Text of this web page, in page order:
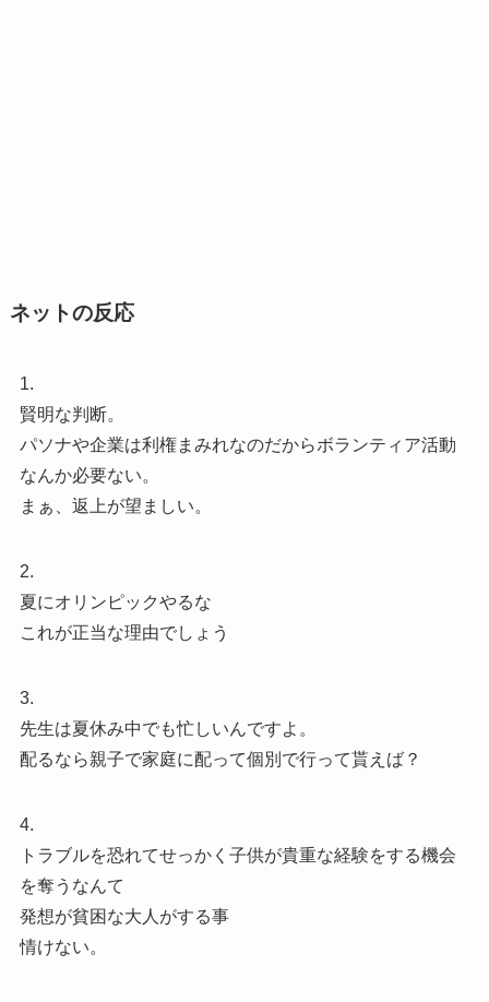
ネットの反応
1.
賢明な判断。
パソナや企業は利権まみれなのだからボランティア活動
なんか必要ない。
まぁ、返上が望ましい。
2.
夏にオリンピックやるな
これが正当な理由でしょう
3.
先生は夏休み中でも忙しいんですよ。
配るなら親子で家庭に配って個別で行って貰えば？
4.
トラブルを恐れてせっかく子供が貴重な経験をする機会
を奪うなんて
発想が貧困な大人がする事
情けない。